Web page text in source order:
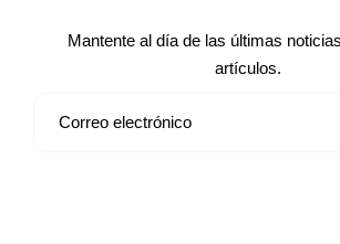
Mantente al día de las últimas
artículos.